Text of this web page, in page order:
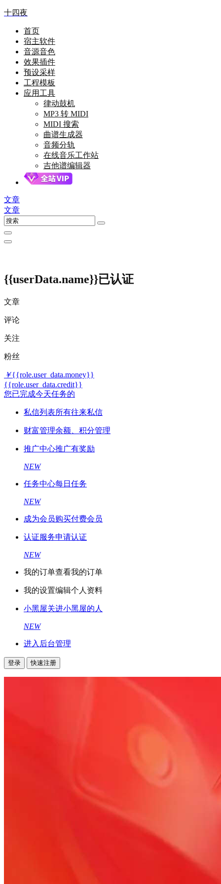
十四夜
首页
宿主软件
音源音色
效果插件
预设采样
工程模板
应用工具
律动鼓机
MP3 转 MIDI
MIDI 搜索
曲谱生成器
音频分轨
在线音乐工作站
吉他谱编辑器
文章
文章
{{userData.name}}已认证
文章
评论
关注
粉丝
￥{{role.user_data.money}}
{{role.user_data.credit}}
您已完成今天任务的
私信列表所有往来私信
财富管理余额、积分管理
推广中心推广有奖励
NEW
任务中心每日任务
NEW
成为会员购买付费会员
认证服务申请认证
NEW
我的订单查看我的订单
我的设置编辑个人资料
小黑屋关进小黑屋的人
NEW
进入后台管理
登录 快速注册